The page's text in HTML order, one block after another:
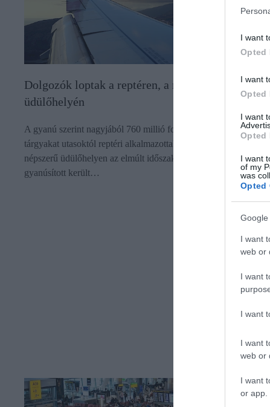
I want
Opted
I want
Opted
I want
Opted
I want
of my
was
Opted
I want
web or
I want
I want
I want
web or
I want
or app.
Dolgozók loptak a reptéren, a magyarok kedvelt
üdülőhelyén
A gyanú szerint nagyjából 760 millió forint értékben loptak
tárgyakat utasoktól reptéri alkalmazottak a magyarok körében is
népszerű üdülőhelyen az elmúlt időszakban. Összesen 34
gyanúsított került…